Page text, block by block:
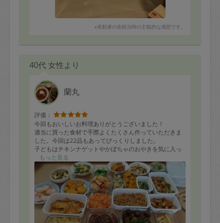
※依頼者の依頼当時の主観的な感想です。
40代 女性より
蘭丸
評価：
今回もおいしいお料理ありがとうございました！
適当に買った食材で手際よくたくさん作っていただきま
した。今回は22品もあってびっくりしました。
子どもはチキンナゲットやかぼちゃのおやきを気に入っ
てぱくぱく食べていました。
またよろしくお願いします。
もっと見る